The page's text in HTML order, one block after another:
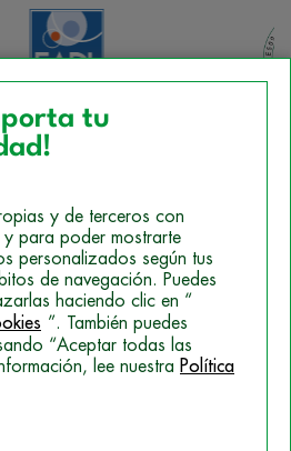
tu
y de terceros con
para poder mostrarte
personalizados según tus
de navegación. Puedes
haciendo clic en “
”. También puedes
“Aceptar todas las
lee nuestra Política